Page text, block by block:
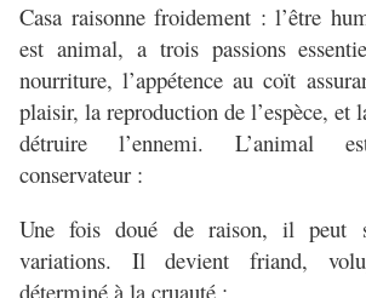
Casa raisonne froidement : l’être
est animal, a trois passions
nourriture, l’appétence au coït
plaisir, la reproduction de l’espèce, et
détruire l’ennemi. L’animal
conservateur :
Une fois doué de raison, il peut
variations. Il devient friand,
déterminé à la cruauté :